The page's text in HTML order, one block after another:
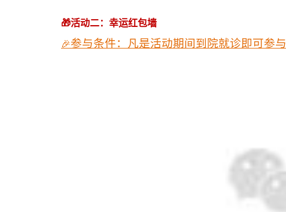
🎁活动二：幸运红包墙
🎉参与条件：凡是活动期间到院就诊即可参与